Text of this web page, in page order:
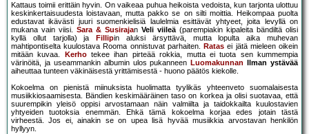
Kattaus toimii erittäin hyvin. On vaikeaa puhua heikoista vedoista, kun tarjonta ulottuu
keskinkertaisuudesta loistavaan, mutta pakko se on silti moittia. Heikompaa puolta
edustavat ikävästi juuri suomenkielisiä laulelmia esittävät yhtyeet, joita levyllä on
mukana vain viisi. Sara & Susirajan Veli viileä(parempiakin kipaleita bändiltä olisi
kyllä ollut tarjolla) ja
Fillipin aluksi ärsyttävä, mutta lopulta aika muhevan
mahtipontiselta kuulostava Rooma onnistuvat parhaiten. Ratas ei jätä mieleen oikein
mitään kuvaa.
Kerhotekee ihan pirteää rokkia, mutta ei tuota sen kummempia
värinöitä, ja useammankin albumin ulos pukanneen Luomakunnan
Ilman ystävää
aiheuttaa tunteen väkinäisestä yrittämisestä - huono päätös kiekolle.
Kokoelma on pienistä miinuksista huolimatta tyylikäs yhteenveto suomalaisesta
musiikkiosaamisesta. Bändien keskimääräinen taso on korkea ja olisi suotavaa, että
suurempikin yleisö oppisi arvostamaan näin valmiilta ja taidokkailta kuulostavien
yhtyeiden tuotoksia enemmän. Ehkä tämä kokoelma korjaa edes jotain tästä
virheestä. Jos ei, ainakin se on upea lisä hyvää musiikkia arvostavan henkilön
hyllyyn.